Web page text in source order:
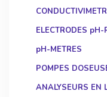
ELECTRODES
pH-METRES
POMPES
ANALYSEURS EN